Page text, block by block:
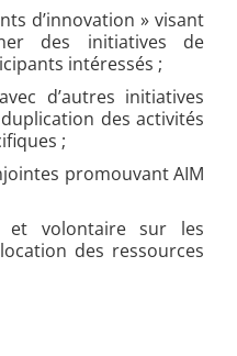
d’innovation » visant
des initiatives de
intéressés ;
d’autres initiatives
des activités
;
promouvant AIM
et volontaire sur les
des ressources